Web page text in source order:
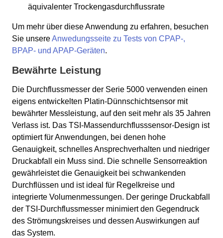
äquivalenter Trockengasdurchflussrate
Um mehr über diese Anwendung zu erfahren, besuchen
Sie unsereAnwedungsseite zu Tests von CPAP-,
BPAP- und APAP-Geräten.
Bewährte Leistung
Die Durchflussmesser der Serie 5000 verwenden einen
eigens entwickelten Platin-Dünnschichtsensor mit
bewährter Messleistung, auf den seit mehr als 35 Jahren
Verlass ist. Das TSI-Massendurchflusssensor-Design ist
optimiert für Anwendungen, bei denen hohe
Genauigkeit, schnelles Ansprechverhalten und niedriger
Druckabfall ein Muss sind. Die schnelle Sensorreaktion
gewährleistet die Genauigkeit bei schwankenden
Durchflüssen und ist ideal für Regelkreise und
integrierte Volumenmessungen. Der geringe Druckabfall
der TSI-Durchflussmesser minimiert den Gegendruck
des Strömungskreises und dessen Auswirkungen auf
das System.